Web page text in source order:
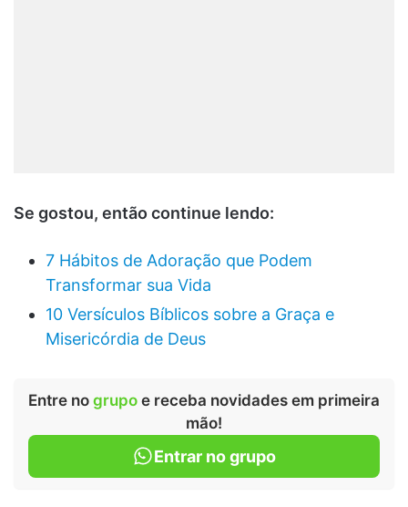
Se gostou, então continue lendo:
7 Hábitos de Adoração que Podem
Transformar sua Vida
10 Versículos Bíblicos sobre a Graça e
Misericórdia de Deus
Entre no grupo e receba novidades em primeira
mão!
Entrar no grupo